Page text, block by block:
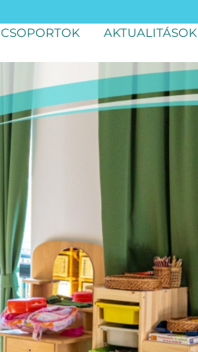
CSOPORTOK AKTUALITÁSOK
FONTOS